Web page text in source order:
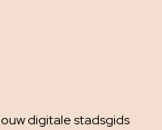
digitale stadsgids